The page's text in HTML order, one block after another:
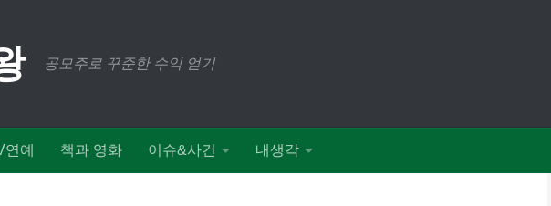
공모주로 꾸준한 수익 얻기
연예 책과 영화 이슈&사건 내생각